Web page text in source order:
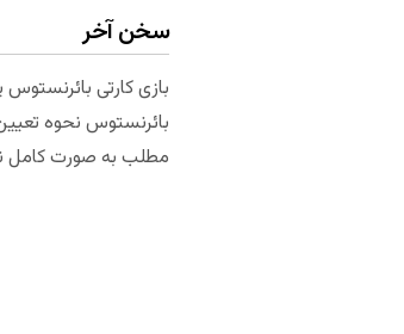
سخن آخر
بازی کارتی
بائرنستوس نحوه
مطلب به صورت کامل